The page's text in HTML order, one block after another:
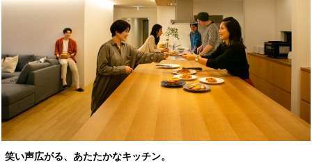
笑い声広がる、あたたかなキッチン。